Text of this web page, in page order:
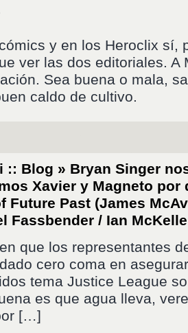
y en los Heroclix sí,
ver las dos editoriales. A
Sea buena o mala,
caldo de cultivo.
:: Blog » Bryan Singer
Xavier y Magneto por
Future Past (James
Fassbender / Ian
que los representantes
cero coma en
tema Justice League
es que agua lleva,
[…]